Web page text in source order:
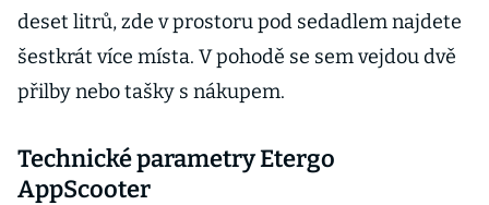
deset litrů, zde v prostoru pod sedadlem najdete
šestkrát více místa. V pohodě se sem vejdou dvě
přilby nebo tašky s nákupem.
Technické parametry Etergo
AppScooter